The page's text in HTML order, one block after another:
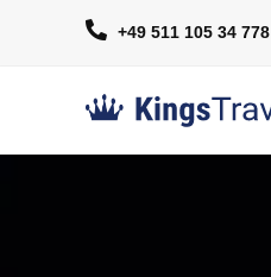
+49 511 105 34 778